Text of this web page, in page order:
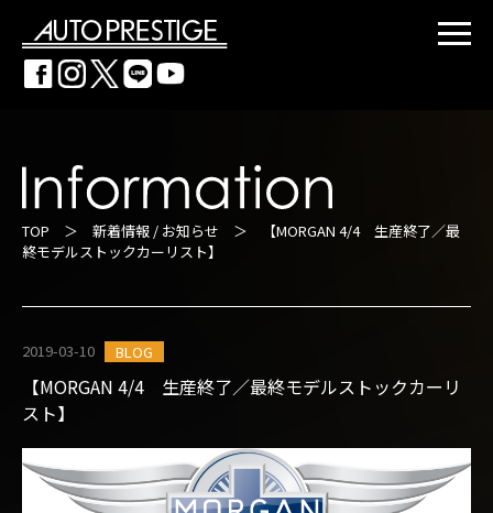
TOP ＞ 新着情報 / お知らせ ＞ 【MORGAN 4/4 生産終了／最
終モデルストックカーリスト】
2019-03-10 BLOG
【MORGAN 4/4 生産終了／最終モデルストックカーリ
スト】